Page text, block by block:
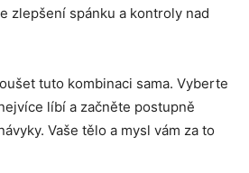
zlepšení spánku a kontroly nad
tuto kombinaci sama. Vyberte
líbí a začněte postupně
Vaše tělo a mysl vám za to